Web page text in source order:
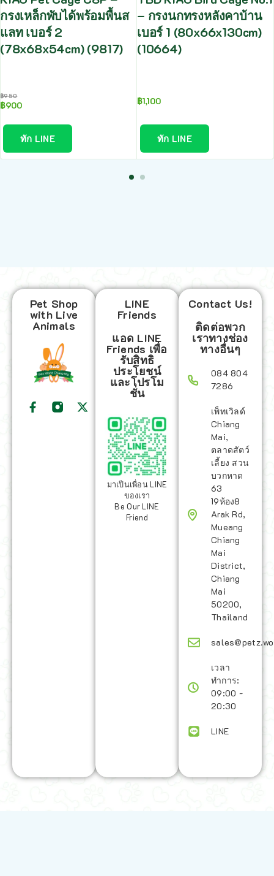
กรงเหล็กพับได้พร้อมพื้นส
แลท เบอร์ 2
(78x68x54cm) (9817)
฿950
฿900
ทัก LINE
– กรงนกทรงหลังคาบ้าน
เบอร์ 1 (80x66x130cm)
(10664)
฿1,100
ทัก LINE
Pet Shop
with Live
Animals
LINE
Friends
แอด LINE
Friends เพื่อ
รับสิทธิ
ประโยชน์
และโปรโม
ชั่น
มาเป็นเพื่อน LINE
ของเรา
Be Our LINE
Friend
Contact Us!
ติดต่อพวก
เราทางช่อง
ทางอื่นๆ
084 804
7286
เพ็ทเวิลด์
Chiang
Mai,
ตลาดสัตว์
เลี้ยง สวน
บวกหาด
63
19ห้อง8
Arak Rd,
Mueang
Chiang
Mai
District,
Chiang
Mai
50200,
Thailand
เวลา
ทำการ:
09:00 -
20:30
LINE